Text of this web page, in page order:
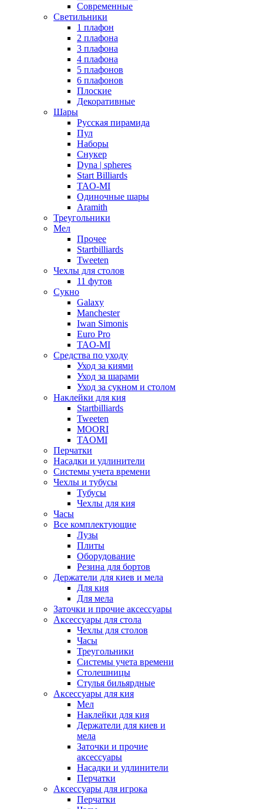
Современные
Светильники
1 плафон
2 плафона
3 плафона
4 плафона
5 плафонов
6 плафонов
Плоские
Декоративные
Шары
Русская пирамида
Пул
Наборы
Снукер
Dyna | spheres
Start Billiards
TAO-MI
Одиночные шары
Aramith
Треугольники
Мел
Прочее
Startbilliards
Tweeten
Чехлы для столов
11 футов
Сукно
Galaxy
Manchester
Iwan Simonis
Euro Pro
TAO-MI
Средства по уходу
Уход за киями
Уход за шарами
Уход за сукном и столом
Наклейки для кия
Startbilliards
Tweeten
MOORI
TAOMI
Перчатки
Насадки и удлинители
Системы учета времени
Чехлы и тубусы
Тубусы
Чехлы для кия
Часы
Все комплектующие
Лузы
Плиты
Оборудование
Резина для бортов
Держатели для киев и мела
Для кия
Для мела
Заточки и прочие аксессуары
Аксессуары для стола
Чехлы для столов
Часы
Треугольники
Системы учета времени
Столешницы
Стулья бильярдные
Аксессуары для кия
Мел
Наклейки для кия
Держатели для киев и
мела
Заточки и прочие
аксессуары
Насадки и удлинители
Перчатки
Аксессуары для игрока
Перчатки